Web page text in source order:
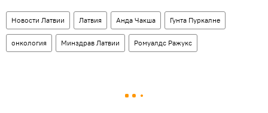
Новости Латвии Латвия Анда Чакша Гунта Пуркалне
онкология Минздрав Латвии Ромуалдс Ражукс